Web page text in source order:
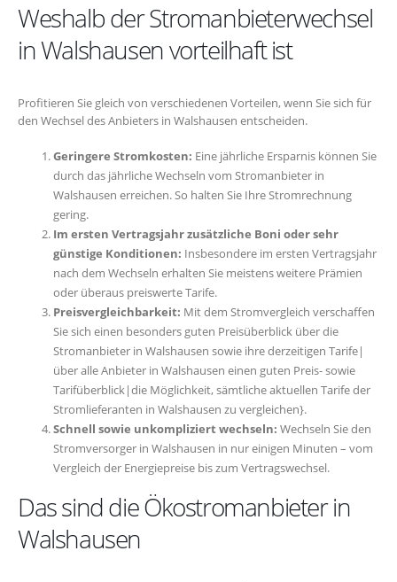
Weshalb der Stromanbieterwechsel
in Walshausen vorteilhaft ist
Profitieren Sie gleich von verschiedenen Vorteilen, wenn Sie sich für
den Wechsel des Anbieters in Walshausen entscheiden.
Geringere Stromkosten: Eine jährliche Ersparnis können Sie
durch das jährliche Wechseln vom Stromanbieter in
Walshausen erreichen. So halten Sie Ihre Stromrechnung
gering.
Im ersten Vertragsjahr zusätzliche Boni oder sehr
günstige Konditionen: Insbesondere im ersten Vertragsjahr
nach dem Wechseln erhalten Sie meistens weitere Prämien
oder überaus preiswerte Tarife.
Preisvergleichbarkeit: Mit dem Stromvergleich verschaffen
Sie sich einen besonders guten Preisüberblick über die
Stromanbieter in Walshausen sowie ihre derzeitigen Tarife|
über alle Anbieter in Walshausen einen guten Preis- sowie
Tarifüberblick|die Möglichkeit, sämtliche aktuellen Tarife der
Stromlieferanten in Walshausen zu vergleichen}.
Schnell sowie unkompliziert wechseln: Wechseln Sie den
Stromversorger in Walshausen in nur einigen Minuten – vom
Vergleich der Energiepreise bis zum Vertragswechsel.
Das sind die Ökostromanbieter in
Walshausen